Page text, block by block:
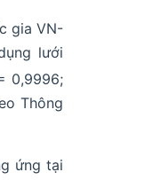
gia VN-
lưới
0,9996;
Thông
ứng tại